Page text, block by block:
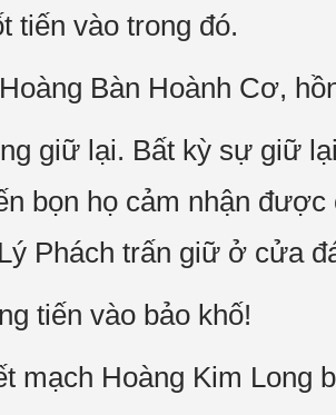
tiến vào trong đó.
Bàn Hoành Cơ,
giữ lại. Bất kỳ sự giữ
bọn họ cảm nhận được
Phách trấn giữ ở cửa
tiến vào bảo khố!
mạch Hoàng Kim Long